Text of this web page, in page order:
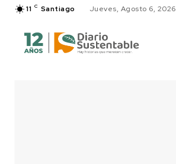
11 C Santiago Jueves, Agosto 6, 2026